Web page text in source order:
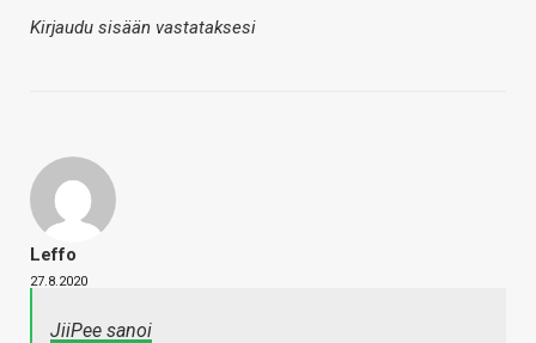
Kirjaudu sisään vastataksesi
Leffo
27.8.2020
JiiPee sanoi